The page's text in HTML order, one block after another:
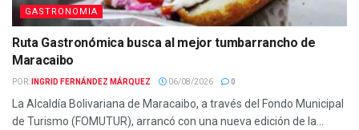
GASTRONOMIA
Ruta Gastronómica busca al mejor tumbarrancho de
Maracaibo
POR: INGRID FERNÁNDEZ MÁRQUEZ 06/08/2026 0
La Alcaldía Bolivariana de Maracaibo, a través del Fondo Municipal
de Turismo (FOMUTUR), arrancó con una nueva edición de la...